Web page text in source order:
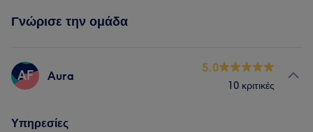
Γνώρισε την ομάδα
AF Aura
5.0
10 κριτικές
Υπηρεσίες